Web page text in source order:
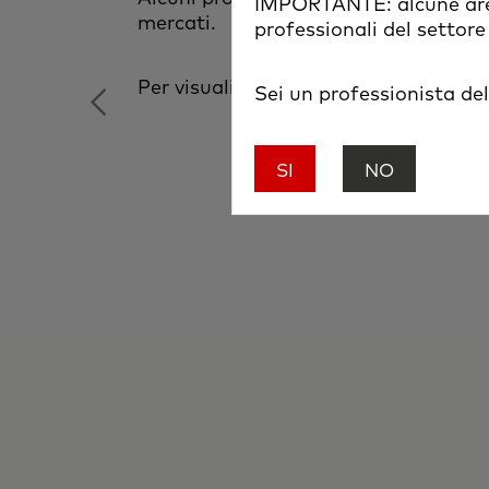
mercati.
Per visualizzare questa pagina su
professionali del
Sei un professionista
SI NO